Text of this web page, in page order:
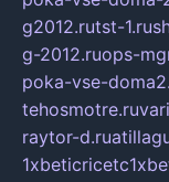
g2012.rutst-1.ru
g-2012.ruops-
poka-vse-
tehosmotre.ru
raytor-d.ru